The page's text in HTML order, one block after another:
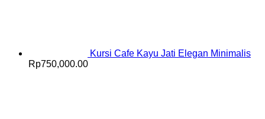
Kursi Cafe Kayu Jati Elegan Minimalis
Rp750,000.00